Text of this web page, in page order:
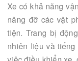
Xe có khả năng
nâng đỡ các vật
tiện. Trang bị
nhiên liệu và